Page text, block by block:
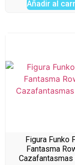
Añadir al
Figura Funko
Fantasma
Cazafantasmas